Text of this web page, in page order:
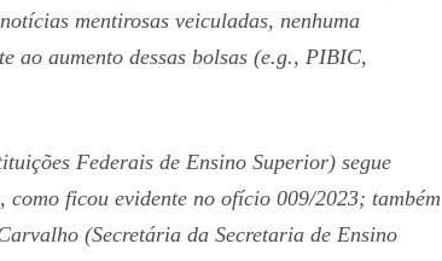
mentirosas veiculadas, nenhuma
ao aumento dessas bolsas (e.g., PIBIC,
Federais de Ensino Superior) segue
ficou evidente no ofício 009/2023; também
(Secretária da Secretaria de Ensino